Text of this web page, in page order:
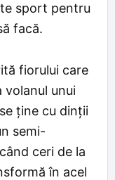
sport pentru
facă.
fiorului care
volanul unui
ține cu dinții
semi-
ceri de la
în acel